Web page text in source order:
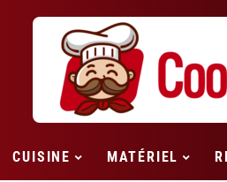
CUISINE MATÉRIEL